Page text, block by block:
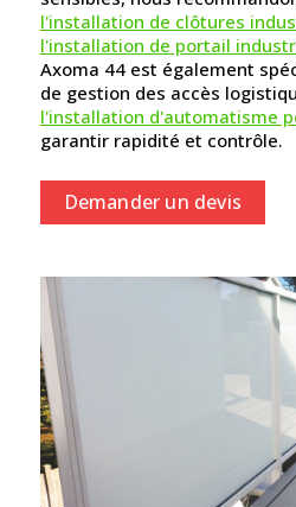
l'installation de clôtures
l'installation de portail
Axoma 44 est également
de gestion des accès
l'installation d'automatisme
garantir rapidité et contrôle.
Demander un devis